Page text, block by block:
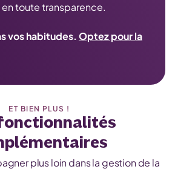
toute transparence.
vos habitudes. Optez pour la
ET BIEN PLUS !
plus loin dans la gestion de la